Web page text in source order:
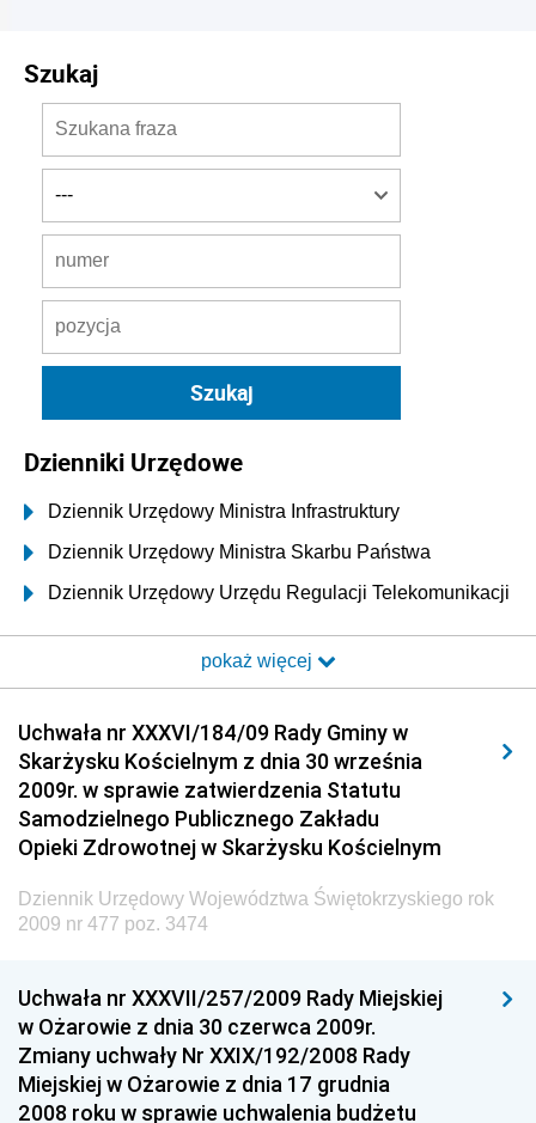
Szukaj
Dzienniki Urzędowe
Dziennik Urzędowy Ministra Infrastruktury
Dziennik Urzędowy Ministra Skarbu Państwa
Dziennik Urzędowy Urzędu Regulacji Telekomunikacji
Dziennik Urzędowy Ministra Transportu i Budownictwa
Elektronicznej
Dziennik Urzędowy Ministra Spraw Wewnętrznych i
Administracji
Dziennik Urzędowy Ministra Transportu
Dziennik Urzędowy Ministra Budownictwa
Dziennik Urzędowy Ministra Nauki i Szkolnictwa
Dziennik Urzędowy Głównego Urzędu Miar
Dziennik Urzędowy Ministra Rolnictwa i Rozwoju Wsi
Dziennik Urzędowy Ministra Edukacji Narodowej i
Sportu
pokaż więcej
Uchwała nr XXXVI/184/09 Rady Gminy w
Skarżysku Kościelnym z dnia 30 września
2009r. w sprawie zatwierdzenia Statutu
Samodzielnego Publicznego Zakładu
Opieki Zdrowotnej w Skarżysku Kościelnym
Dziennik Urzędowy Województwa Świętokrzyskiego rok
2009 nr 477 poz. 3474
Uchwała nr XXXVII/257/2009 Rady Miejskiej
w Ożarowie z dnia 30 czerwca 2009r.
Zmiany uchwały Nr XXIX/192/2008 Rady
Miejskiej w Ożarowie z dnia 17 grudnia
2008 roku w sprawie uchwalenia budżetu